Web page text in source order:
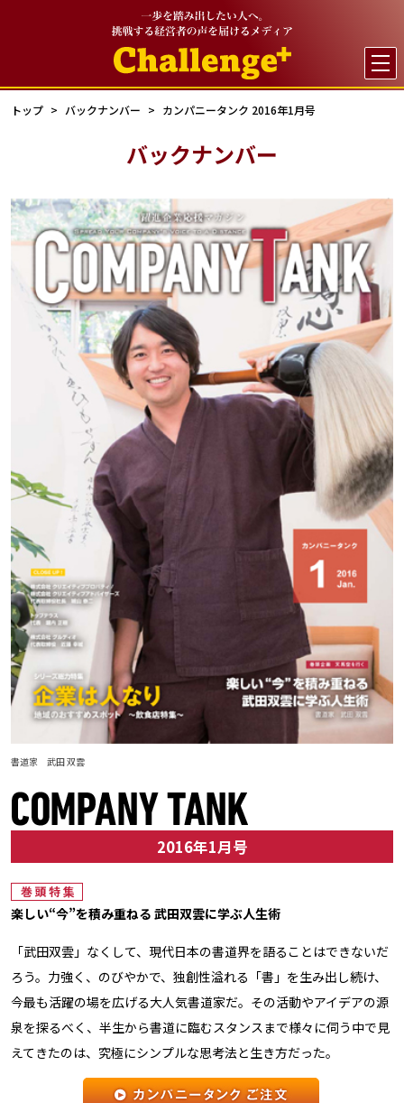

トップ バックナンバー カンパニータンク 2016年1月号
バックナンバー
書道家 武田 双雲
2016年1月号
楽しい“今”を積み重ねる 武田双雲に学ぶ人生術
「武田双雲」なくして、現代日本の書道界を語ることはできないだ
ろう。力強く、のびやかで、独創性溢れる「書」を生み出し続け、
今最も活躍の場を広げる大人気書道家だ。その活動やアイデアの源
泉を探るべく、半生から書道に臨むスタンスまで様々に伺う中で見
えてきたのは、究極にシンプルな思考法と生き方だった。